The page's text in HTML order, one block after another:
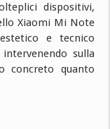
dispositivi,
Xiaomi Mi Note
e tecnico
sulla
concreto quanto